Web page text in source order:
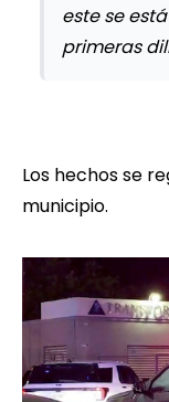
este se
primeras
Los hechos se
municipio.